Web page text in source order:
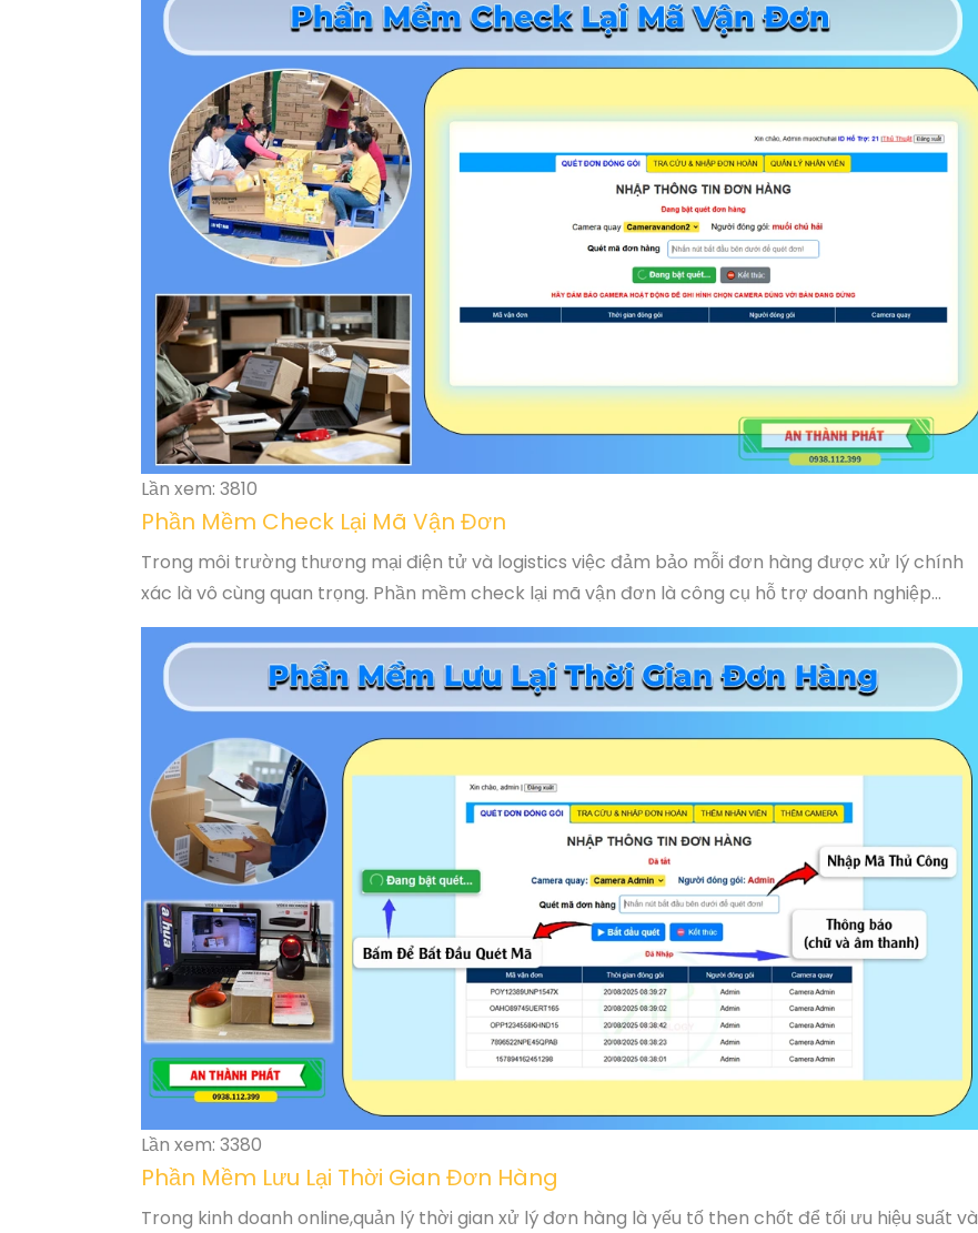
Lần xem: 3810
Phần Mềm Check Lại Mã Vận Đơn
Trong môi trường thương mại điện tử và logistics việc đảm bảo mỗi đơn hàng được xử lý chính
xác là vô cùng quan trọng. Phần mềm check lại mã vận đơn là công cụ hỗ trợ doanh nghiệp...
Lần xem: 3380
Phần Mềm Lưu Lại Thời Gian Đơn Hàng
Trong kinh doanh online,quản lý thời gian xử lý đơn hàng là yếu tố then chốt để tối ưu hiệu suất và